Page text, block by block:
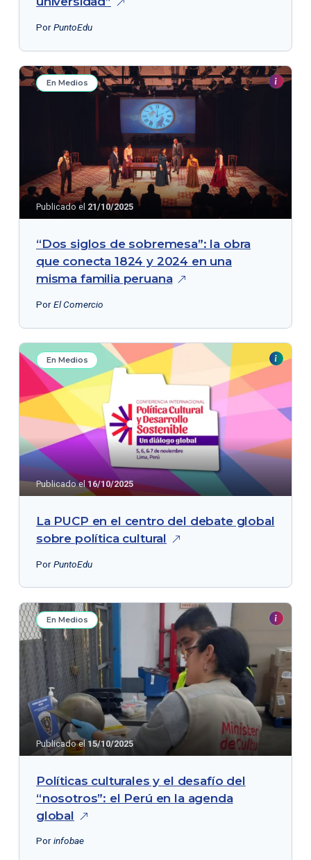
PorPuntoEdu
En Medios
Publicado el 21/10/2025
“Dos siglos de sobremesa”: la obra
que conecta 1824 y 2024 en una
misma familia peruana
PorEl Comercio
En Medios
Publicado el 16/10/2025
La PUCP en el centro del debate global
sobre política cultural
PorPuntoEdu
En Medios
Publicado el 15/10/2025
Políticas culturales y el desafío del
“nosotros”: el Perú en la agenda
global
Porinfobae